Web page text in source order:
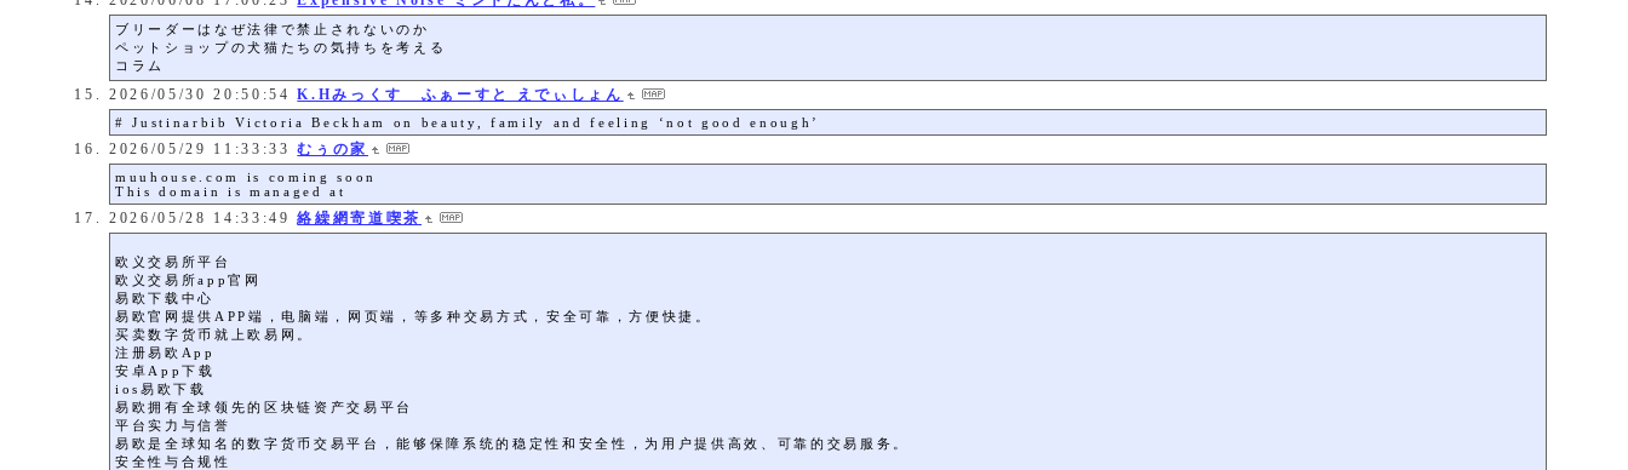
ブリーダーはなぜ法律で禁止されないのか
ペットショップの犬猫たちの気持ちを考える
コラム
2026/05/30 20:50:54 K.Hみっくす ふぁーすと えでぃしょん
# Justinarbib Victoria Beckham on beauty, family and feeling ‘not good enough’
2026/05/29 11:33:33 むぅの家
muuhouse.com is coming soon
This domain is managed at
2026/05/28 14:33:49 絡繰網寄道喫茶
欧义交易所平台
欧义交易所app官网
易欧下载中心
易欧官网提供APP端，电脑端，网页端，等多种交易方式，安全可靠，方便快捷。
买卖数字货币就上欧易网。
注册易欧App
安卓App下载
ios易欧下载
易欧拥有全球领先的区块链资产交易平台
平台实力与信誉
易欧是全球知名的数字货币交易平台，能够保障系统的稳定性和安全性，为用户提供高效、可靠的交易服务。
安全性与合规性